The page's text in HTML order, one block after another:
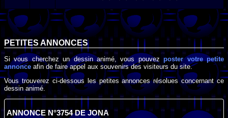
PETITES ANNONCES
Si vous cherchez un dessin animé, vous pouvezposter votre petite
annonce afin de faire appel aux souvenirs des visiteurs du site.
Vous trouverez ci-dessous les petites annonces résolues concernant ce
dessin animé.
ANNONCE N°3754 DE JONA